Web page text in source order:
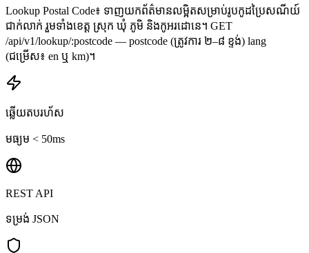
Lookup Postal Code៖ ទាញយកព័ត៌មានលម្អិតសម្រាប់រូបកូដប្រៃសណីយ៍
ជាក់លាក់ រួមទាំងខេត្ត ស្រុក ឃុំ ភូមិ និងកូអរដោនេ។ GET
/api/v1/lookup/:postcode — postcode (ត្រូវការ ២–៨ ខ្ទង់) lang
(ជម្រើស៖ en ឬ km)។
ឆ្លើយតបរហ័ស
មធ្យម < 50ms
REST API
ទម្រង់ JSON